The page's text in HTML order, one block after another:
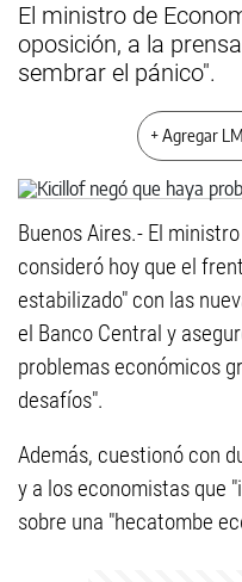
El ministro de
oposición, a la
sembrar el pánico".
+ Agregar
Buenos Aires.- El
consideró hoy que el
estabilizado" con las
el Banco Central y
problemas económicos
desafíos".
Además, cuestionó con
y a los economistas que
sobre una "hecatombe